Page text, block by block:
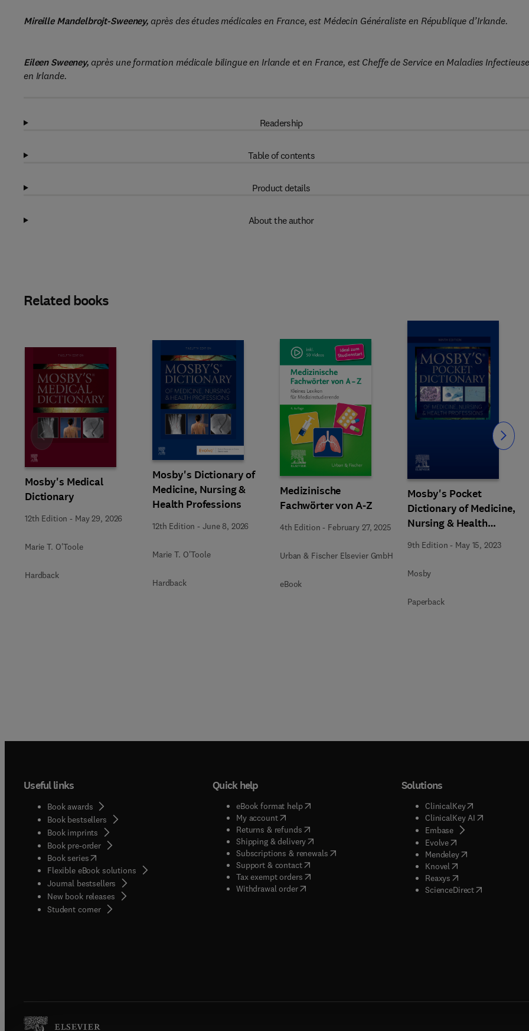
Mireille Mandelbrojt-Sweeney,après des études médicales en France, est Médecin Généraliste en République d’Irlande.
Eileen Sweeney,après une formation médicale bilingue en Irlande et en France, est Cheffe de Service en Maladies
en Irlande.
Readership
Table of contents
Product details
About the author
Related books
Mosby's Medical
Dictionary
12th Edition - May 29, 2026
Marie T. O'Toole
Hardback
Mosby's Dictionary of
Medicine, Nursing &
Health Professions
12th Edition - June 8, 2026
Marie T. O'Toole
Hardback
Medizinische
Fachwörter von A-Z
4th Edition - February 27, 2025
Urban & Fischer Elsevier GmbH
eBook
Mosby's Pocket
Dictionary of Medicine,
Nursing & Health
Professions
9th Edition - May 15, 2023
Mosby
Paperback
Slide Slide
Useful links
Book awards
Book bestsellers
Book imprints
Book pre-order
Book series(opens in new tab/window
Flexible eBook solutions
Journal bestsellers
New book releases
Student corner( opens in new tab/window
Quick help
eBook format help( opens in new tab/window
My account( opens in new tab/window
Returns & refunds( opens in new tab/window
Shipping & delivery(opens in new tab/window
Subscriptions & renewals( opens in new tab/window
)
Support & contact( opens in new tab/window
Tax exempt orders( opens in new tab/window
Withdrawal order
Solutions
ClinicalKey(opens in new
ClinicalKey AI( opens in
Embase(
opens in new tab/
Evolve( opens in new tab/
Mendeley( opens in new tab/
Knovel opens in new tab/
Reaxys opens in new tab/
ScienceDirect( opens in new